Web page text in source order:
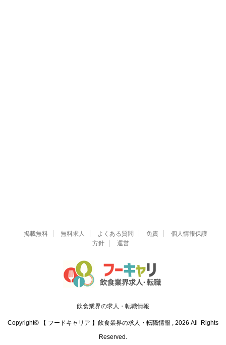
掲載無料 無料求人 よくある質問 免責
個人情報保護
方針
運営
飲食業界の求人・転職情報
Copyright© 【 フードキャリア 】飲食業界の求人・転職情報 , 2026 All Rights
Reserved.